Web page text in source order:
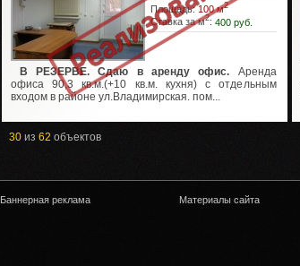
Площадь:100 м2
Ставка за м2: 400 руб.
В РЕЗЕРВЕ. Сдаю в аренду офис. Аренда
офиса 90,3 кв.м.(+10 кв.м. кухня) с отдельным
входом в районе ул.Владимирская. пом...
30 из 62 объектов
Баннерная реклама Материалы сайта